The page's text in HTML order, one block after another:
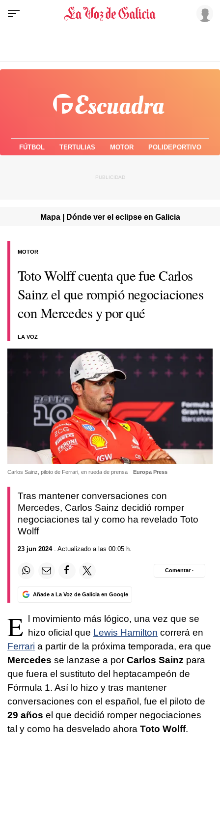
FÚTBOL TERTULIAS MOTOR POLIDEPORTIVO
Mapa | Dónde ver el eclipse en Galicia
Toto Wolff cuenta que fue Carlos
Sainz el que rompió negociaciones
con Mercedes y por qué
LA VOZ
MOTOR
Carlos Sainz, piloto de Ferrari, en rueda de prensa Europa Press
Tras mantener conversaciones con
Mercedes, Carlos Sainz decidió romper
negociaciones tal y como ha revelado Toto
Wolff
23 jun 2024. Actualizado a las 00:05 h.
Añade a La Voz de Galicia en Google
Comentar ·
E l movimiento más lógico, una vez que se
hizo oficial que Lewis Hamilton correrá en
Ferrari a partir de la próxima temporada, era que
Mercedes se lanzase a por Carlos Sainz para
que fuera el sustituto del heptacampeón de
Fórmula 1. Así lo hizo y tras mantener
conversaciones con el español, fue el piloto de
29 años el que decidió romper negociaciones
tal y como ha desvelado ahora Toto Wolff.